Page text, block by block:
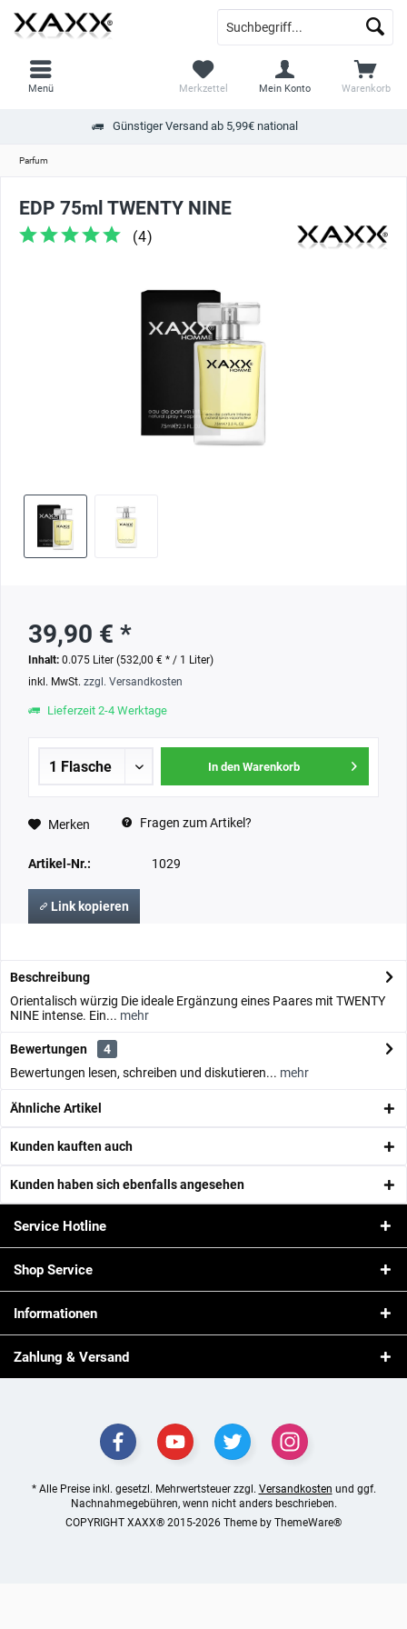
Günstiger Versand ab 5,99€ national
Warenkorb
Merkzettel Mein Konto
Menü
Parfum
EDP 75ml TWENTY NINE
(4)
39,90 € *
Inhalt: 0.075 Liter (532,00 € * / 1 Liter)
inkl. MwSt. zzgl. Versandkosten
Lieferzeit 2-4 Werktage
In den Warenkorb
Merken Fragen zum Artikel?
Artikel-Nr.: 1029
Link kopieren
Beschreibung
Orientalisch würzig Die ideale Ergänzung eines Paares mit TWENTY
NINE intense. Ein... mehr
Bewertungen
4
Bewertungen lesen, schreiben und diskutieren... mehr
Ähnliche Artikel
Kunden kauften auch
Kunden haben sich ebenfalls angesehen
Service Hotline
Shop Service
Informationen
Zahlung & Versand
* Alle Preise inkl. gesetzl. Mehrwertsteuer zzgl. Versandkosten und ggf.
Nachnahmegebühren, wenn nicht anders beschrieben.
COPYRIGHT XAXX® 2015-2026 Theme by ThemeWare®